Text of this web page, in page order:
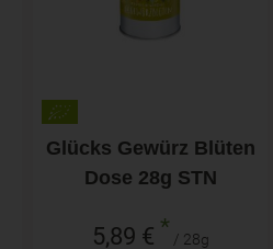
Glücks Gewürz Blüten
Dose 28g STN
5,89 € * / 28g